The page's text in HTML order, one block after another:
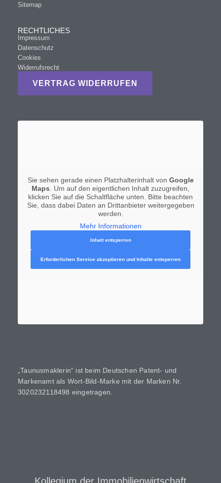
Sitemap
RECHTLICHES
Impressum
Datenschutz
Cookies
Widerrufsrecht
VERTRAG WIDERRUFEN
Sie sehen gerade einen Platzhalterinhalt von Google
Maps. Um auf den eigentlichen Inhalt zuzugreifen,
klicken Sie auf die Schaltfläche unten. Bitte beachten
Sie, dass dabei Daten an Drittanbieter weitergegeben
werden.
Mehr Informationen
Inhalt entsperren
Erforderlichen Service akzeptieren und Inhalte entsperren
„Taunusmaklerin“ ist beim Deutschen Patent- und
Markenamt als Wort-Bild-Marke mit der Marken Nr.
3020232118498 eingetragen.
Kollegium der Immobilienwirtschaft